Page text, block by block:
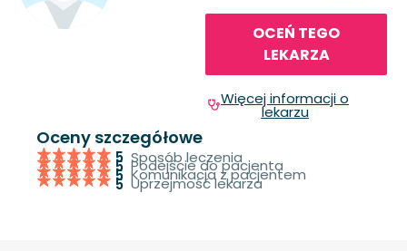
OCEŃ TEGO
LEKARZA
Więcej informacji o
lekarzu
Oceny szczegółowe
5 Sposób leczenia
5 Podejście do pacjenta
5 Komunikacja z pacjentem
5 Uprzejmość lekarza